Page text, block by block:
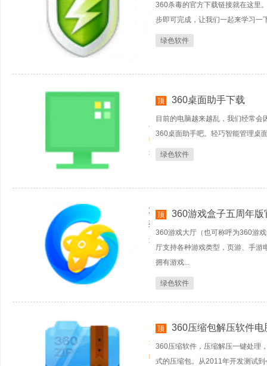
360杀毒的官方下载链接就在这里
步即可完成，让我们一起来学习一
绿色软件
顶 360桌面助手下载
目前的电脑越来越乱，我们经常
360桌面助手吧。轻巧智能管理桌
绿色软件
顶 360游戏盒子五周年
360游戏大厅（也可称呼为360游
厅支持各种游戏类型，页游、手游
拥有游戏...
绿色软件
顶 360压缩包解压软件
360压缩软件，压缩解压一键处理
式的压缩包。从2011年开发测试